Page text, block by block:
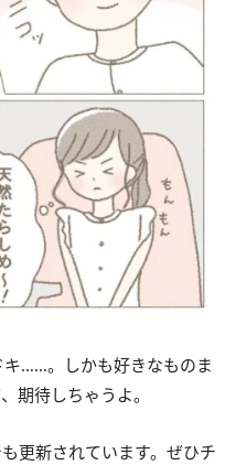
キ……。しかも好きなものま
期待しちゃうよ。
更新されています。ぜひチ